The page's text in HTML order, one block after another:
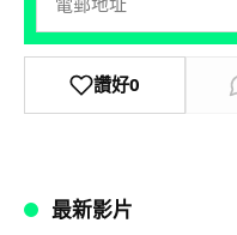
讚好0
最新影片